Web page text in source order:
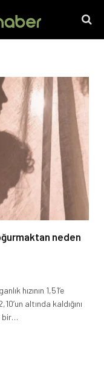
neden
hızının 1,51’e
altında kaldığını
bir…